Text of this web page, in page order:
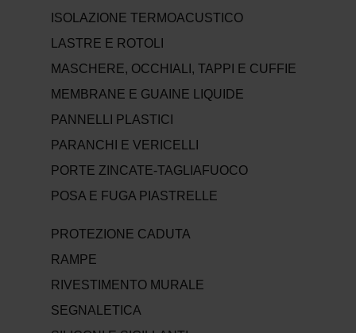
ISOLAZIONE TERMOACUSTICO
LASTRE E ROTOLI
MASCHERE, OCCHIALI, TAPPI E CUFFIE
MEMBRANE E GUAINE LIQUIDE
PANNELLI PLASTICI
PARANCHI E VERICELLI
PORTE ZINCATE-TAGLIAFUOCO
POSA E FUGA PIASTRELLE
PROTEZIONE CADUTA
RAMPE
RIVESTIMENTO MURALE
SEGNALETICA